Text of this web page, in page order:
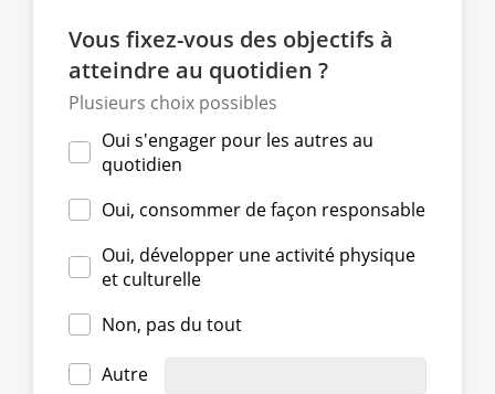
Vous fixez-vous des objectifs à
atteindre au quotidien ?
Plusieurs choix possibles
Oui s'engager pour les autres au
quotidien
Oui, consommer de façon responsable
Oui, développer une activité physique
et culturelle
Non, pas du tout
Autre